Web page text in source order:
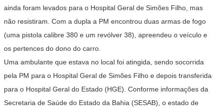
ainda foram levados para o Hospital Geral de Simões Filho, mas
não resistiram. Com a dupla a PM encontrou duas armas de fogo
(uma pistola calibre 380 e um revólver 38), apreendeu o veículo e
os pertences do dono do carro.
Uma ambulante que estava no local foi atingida, sendo socorrida
pela PM para o Hospital Geral de Simões Filho e depois transferida
para o Hospital Geral do Estado (HGE). Conforme informações da
Secretaria de Saúde do Estado da Bahia (SESAB), o estado de